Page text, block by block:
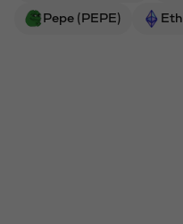
Pepe (PEPE)